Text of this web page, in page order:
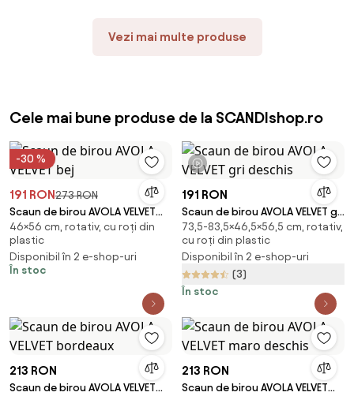
Vezi mai multe produse
Cele mai bune produse de la SCANDIshop.ro
-30 %
191 RON273 RON
Scaun de birou AVOLA VELVET
bej
46×56 cm, rotativ, cu roți din
plastic
Disponibil în 2 e-shop-uri
În stoc
1 videoclip
191 RON
Scaun de birou AVOLA VELVET gri
deschis
73,5-83,5×46,5×56,5 cm, rotativ,
cu roți din plastic
Disponibil în 2 e-shop-uri
(3)
În stoc
213 RON
Scaun de birou AVOLA VELVET
213 RON
Scaun de birou AVOLA VELVET